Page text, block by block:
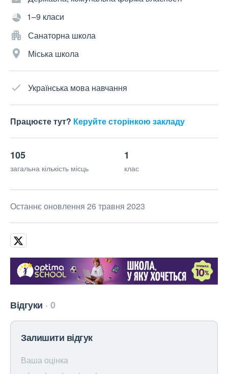
1–9 класи
Санаторна школа
Міська школа
Українська мова навчання
Працюєте тут? Керуйте сторінкою закладу
105
загальна кількість місць
1
клас
Останнє оновлення 26 травня 2023
Відгуки 0
Залишити відгук
Ваша оцінка